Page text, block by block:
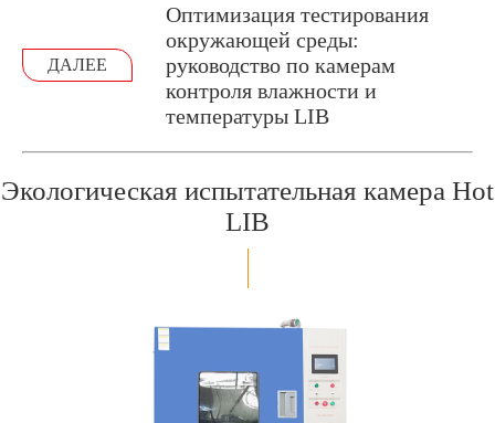
ДАЛЕЕ
Оптимизация тестирования
окружающей среды:
руководство по камерам
контроля влажности и
температуры LIB
Экологическая испытательная камера Hot
LIB